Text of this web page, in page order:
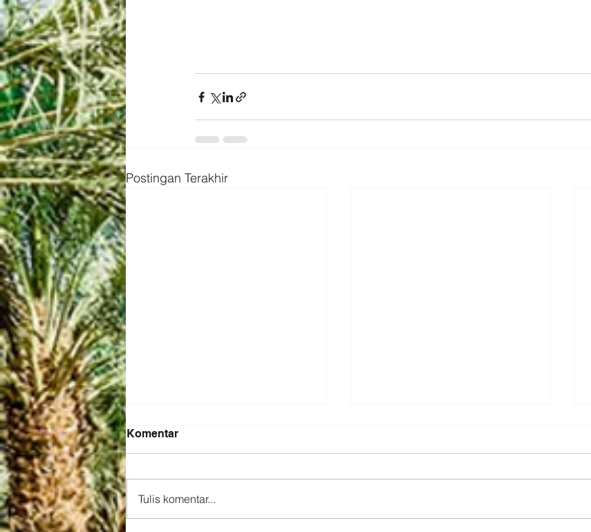
Postingan Terakhir
NEW PRODUCT ALERT
Komentar
Tulis komentar...